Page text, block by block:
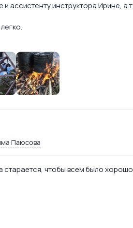
инструктора Ирине, а
Паюсова
старается, чтобы всем было